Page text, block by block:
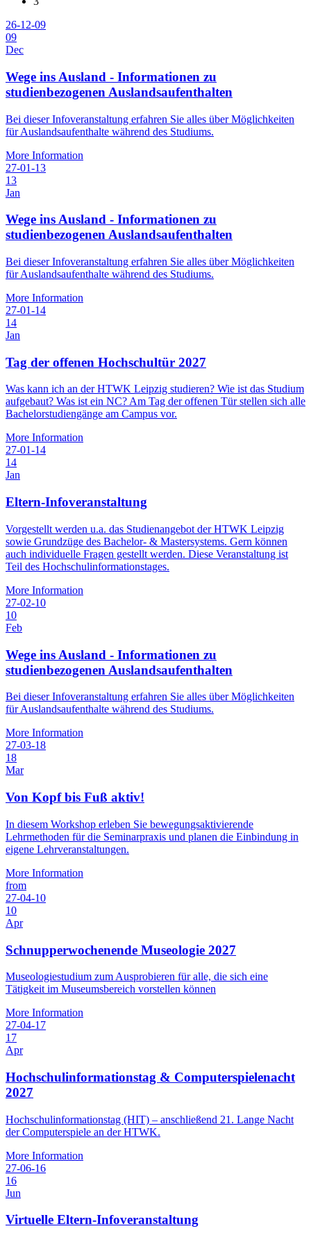
26-12-09
09
Dec
Wege ins Ausland - Informationen zu
studienbezogenen Auslandsaufenthalten
Bei dieser Infoveranstaltung erfahren Sie alles über Möglichkeiten
für Auslandsaufenthalte während des Studiums.
More Information
27-01-13
13
Jan
Wege ins Ausland - Informationen zu
studienbezogenen Auslandsaufenthalten
Bei dieser Infoveranstaltung erfahren Sie alles über Möglichkeiten
für Auslandsaufenthalte während des Studiums.
More Information
27-01-14
14
Jan
Tag der offenen Hochschultür 2027
Was kann ich an der HTWK Leipzig studieren? Wie ist das Studium
aufgebaut? Was ist ein NC? Am Tag der offenen Tür stellen sich alle
Bachelorstudiengänge am Campus vor.
More Information
27-01-14
14
Jan
Eltern-Infoveranstaltung
Vorgestellt werden u.a. das Studienangebot der HTWK Leipzig
sowie Grundzüge des Bachelor- & Mastersystems. Gern können
auch individuelle Fragen gestellt werden. Diese Veranstaltung ist
Teil des Hochschulinformationstages.
More Information
27-02-10
10
Feb
Wege ins Ausland - Informationen zu
studienbezogenen Auslandsaufenthalten
Bei dieser Infoveranstaltung erfahren Sie alles über Möglichkeiten
für Auslandsaufenthalte während des Studiums.
More Information
27-03-18
18
Mar
Von Kopf bis Fuß aktiv!
In diesem Workshop erleben Sie bewegungsaktivierende
Lehrmethoden für die Seminarpraxis und planen die Einbindung in
eigene Lehrveranstaltungen.
More Information
from
27-04-10
10
Apr
Schnupperwochenende Museologie 2027
Museologiestudium zum Ausprobieren für alle, die sich eine
Tätigkeit im Museumsbereich vorstellen können
More Information
27-04-17
17
Apr
Hochschulinformationstag & Computerspielenacht
2027
Hochschulinformationstag (HIT) – anschließend 21. Lange Nacht
der Computerspiele an der HTWK.
More Information
27-06-16
16
Jun
Virtuelle Eltern-Infoveranstaltung